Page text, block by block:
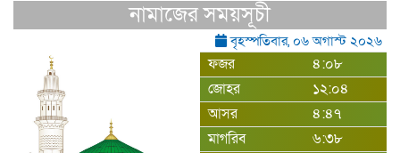
নামাজের সময়সূচী
বৃহস্পতিবার, ০৬ অগাস্ট ২০২৬
ফজর
৪:০৮
জোহর
১২:০৪
আসর
৪:৪৭
মাগরিব
৬:৩৮